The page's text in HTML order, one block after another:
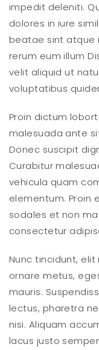
impedit deleniti.
dolores in iure
beatae sint atque
rerum eum illum
velit aliquid ut
voluptatibus
Proin dictum
malesuada ante
Donec suscipit
Curabitur
vehicula quam
elementum. Proin
sodales et non
consectetur
Nunc tincidunt,
ornare metus,
mauris.
lectus, pharetra
nisi. Aliquam
lacus justo